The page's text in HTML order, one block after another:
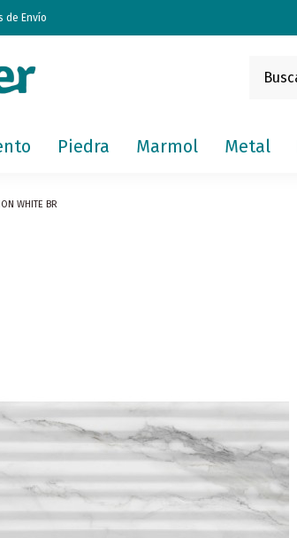
de Envío
Piedra Marmol Metal
WHITE BR